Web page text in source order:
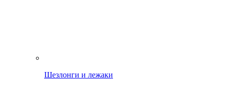
Шезлонги и лежаки